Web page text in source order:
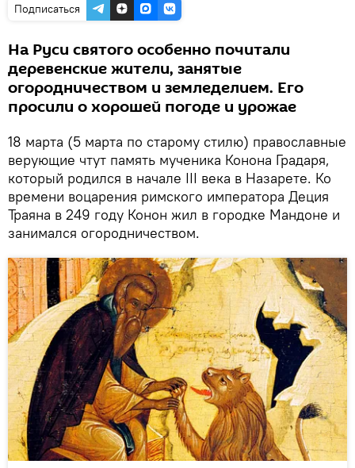
Подписаться
На Руси святого особенно почитали
деревенские жители, занятые
огородничеством и земледелием. Его
просили о хорошей погоде и урожае
18 марта (5 марта по старому стилю) православные
верующие чтут память мученика Конона Градаря,
который родился в начале III века в Назарете. Ко
времени воцарения римского императора Деция
Траяна в 249 году Конон жил в городке Мандоне и
занимался огородничеством.